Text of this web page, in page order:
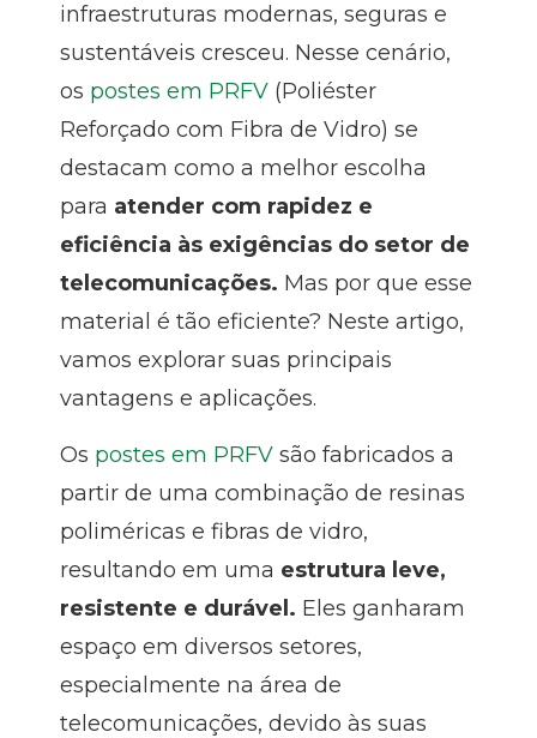
infraestruturas modernas, seguras e
sustentáveis cresceu. Nesse cenário,
os postes em PRFV (Poliéster
Reforçado com Fibra de Vidro) se
destacam como a melhor escolha
para atender com rapidez e
eficiência às exigências do setor de
telecomunicações. Mas por que esse
material é tão eficiente? Neste artigo,
vamos explorar suas principais
vantagens e aplicações.
Os postes em PRFV são fabricados a
partir de uma combinação de resinas
poliméricas e fibras de vidro,
resultando em uma estrutura leve,
resistente e durável. Eles ganharam
espaço em diversos setores,
especialmente na área de
telecomunicações, devido às suas